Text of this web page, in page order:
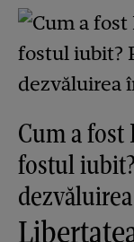
Cum a fost
fostul